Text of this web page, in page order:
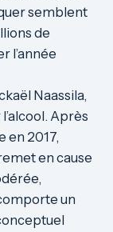
semblent
de
l’année
Naassila,
Après
en 2017,
en cause
un